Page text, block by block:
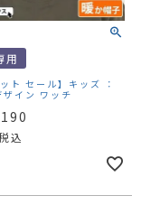
用
ト セール】キッズ ：
ザイン ワッチ
込